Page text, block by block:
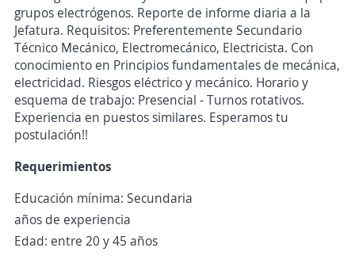
grupos electrógenos. Reporte de informe diaria a la
Jefatura. Requisitos: Preferentemente Secundario
Técnico Mecánico, Electromecánico, Electricista. Con
conocimiento en Principios fundamentales de mecánica,
electricidad. Riesgos eléctrico y mecánico. Horario y
esquema de trabajo: Presencial - Turnos rotativos.
Experiencia en puestos similares. Esperamos tu
postulación!!
Requerimientos
Educación mínima: Secundaria
años de experiencia
Edad: entre 20 y 45 años